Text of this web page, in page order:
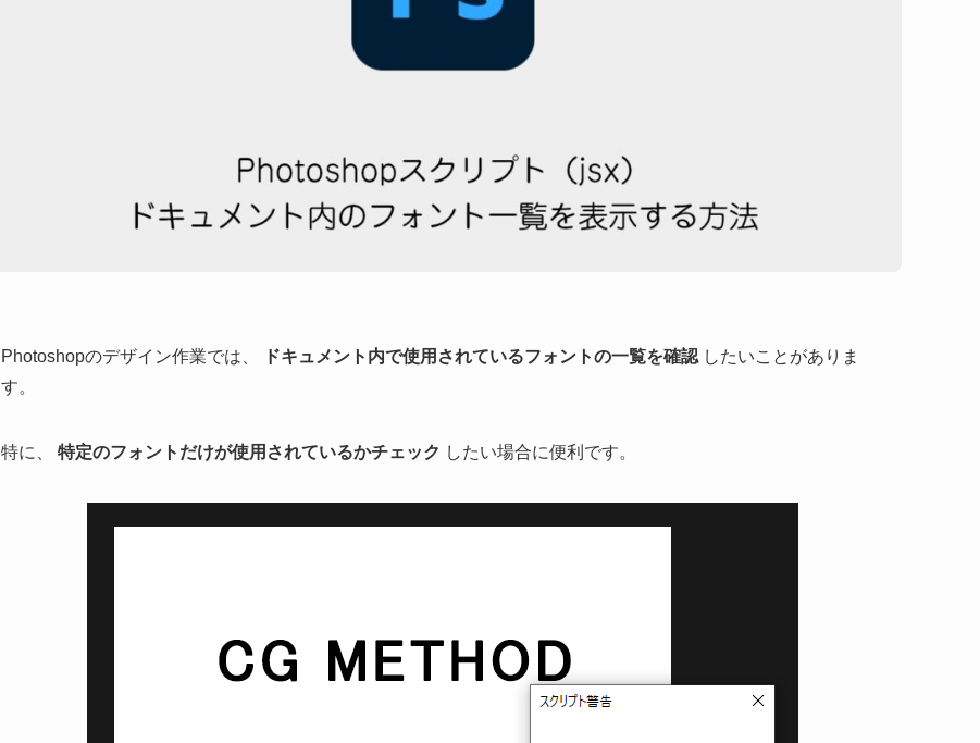
Photoshopのデザイン作業では、 ドキュメント内で使用されているフォントの一覧を確認 したいことがありま
す。
特に、 特定のフォントだけが使用されているかチェック したい場合に便利です。